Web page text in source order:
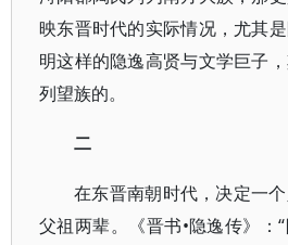
映东晋时代的实际情况，尤其
明这样的隐逸高贤与文学巨子
列望族的。
二
在东晋南朝时代，决定一
父祖两辈。《晋书•隐逸传》：